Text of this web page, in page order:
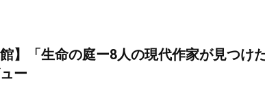
】「生命の庭ー8人の現代作家が見つけ
ー